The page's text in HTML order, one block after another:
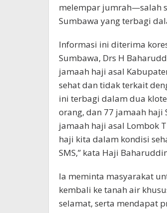
melempar jumrah—salah
Sumbawa yang terbagi
Informasi ini diterima
Sumbawa, Drs H
jamaah haji asal
sehat dan tidak terkait
ini terbagi dalam dua
orang, dan 77 jamaah
jamaah haji asal Lombok
haji kita dalam kondisi
SMS,” kata Haji
Ia meminta masyarakat
kembali ke tanah air
selamat, serta mendapat